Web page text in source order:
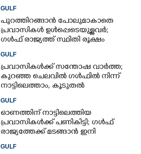
GULF
പുറത്തിറങ്ങാൻ പോലുമാകാതെ
പ്രവാസികൾ ഉൾപ്പെടെയുള്ളവർ;
ഗൾഫ് രാജ്യത്ത് സ്ഥിതി രൂക്ഷം
GULF
പ്രവാസികൾക്ക് സന്തോഷ വാർത്ത;
കുറഞ്ഞ ചെലവിൽ ഗൾഫിൽ നിന്ന്
നാട്ടിലെത്താം,​ കൂടുതൽ
എക്സ്പ്രസ്
GULF
ഓണത്തിന് നാട്ടിലെത്തിയ
പ്രവാസികൾക്ക് പണികിട്ടി; ഗൾഫ്
രാജ്യത്തേക്ക് മടങ്ങാൻ ഇനി
GULF